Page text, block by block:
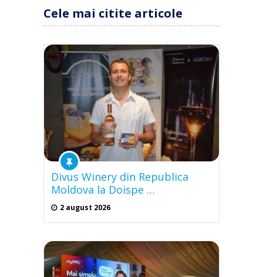
Cele mai citite articole
Divus Winery din Republica
Moldova la Doispe …
2 august 2026